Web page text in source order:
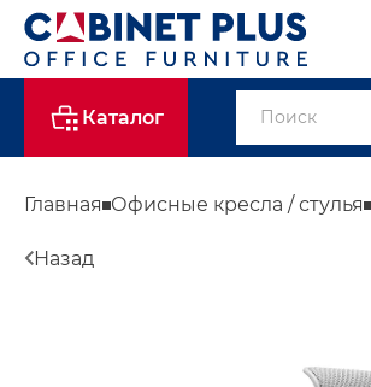
Каталог
Главная Офисные кресла / стулья
Назад